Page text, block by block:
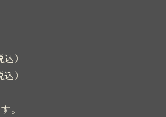
）
）
。